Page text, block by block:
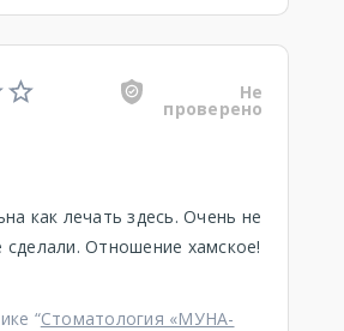
Не
проверено
как лечать здесь. Очень не
сделали. Отношение хамское!
“Стоматология «МУНА-